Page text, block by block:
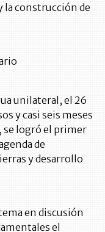
la construcción de
unilateral, el 26
y casi seis meses
se logró el primer
de
y desarrollo
en discusión
el